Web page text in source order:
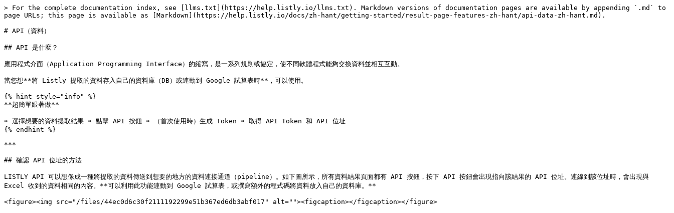
> For the complete documentation index, see [llms.txt](https://help.listly.io/llms.txt). Markdown versions of documentation pages are available by appending `.md` to
page URLs; this page is available as [Markdown](https://help.listly.io/docs/zh-hant/getting-started/result-page-features-zh-hant/api-data-zh-hant.md).
# API（資料）
## API 是什麼？
應用程式介面（Application Programming Interface）的縮寫，是一系列規則或協定，使不同軟體程式能夠交換資料並相互互動。
當您想**將 Listly 提取的資料存入自己的資料庫（DB）或連動到 Google 試算表時**，可以使用。
{% hint style="info" %}
**超簡單跟著做**
➡️ 選擇想要的資料提取結果 ➡️ 點擊 API 按鈕 ➡️ （首次使用時）生成 Token ➡️ 取得 API Token 和 API 位址
{% endhint %}
***
## 確認 API 位址的方法
LISTLY API 可以想像成一種將提取的資料傳送到想要的地方的資料連接通道（pipeline）。如下圖所示，所有資料結果頁面都有 API 按鈕，按下 API 按鈕會出現指向該結果的 API 位址。連線到該位址時，會出現與
Excel 收到的資料相同的內容。**可以利用此功能連動到 Google 試算表，或撰寫額外的程式碼將資料放入自己的資料庫。**
<figure><img src="/files/44ec0d6c30f2111192299e51b367ed6db3abf017" alt=""><figcaption></figcaption></figure>